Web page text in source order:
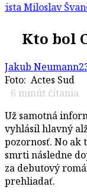
Švandrlík
Kto bol
Jakub Neumann
Foto: Actes Sud
6 minút čítania
Už samotná
vyhlásil hlavný
pozornosť. No ak
smrti následne
za debutový
prehliadať.